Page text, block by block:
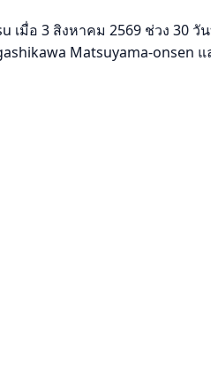
มื่อ 3 สิงหาคม 2569 ช่วง 30
Matsuyama-